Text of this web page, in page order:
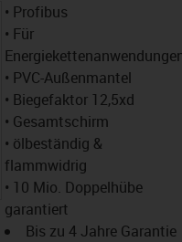
igus-icon-lupe
• Profibus
• Für
• PVC-Außenmantel
• Biegefaktor 12,5xd
• Gesamtschirm
• ölbeständig &
flammwidrig
• 10 Mio. Doppelhübe
garantiert
Bis zu 4 Jahre Garantie